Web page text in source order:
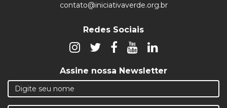
contato@iniciativaverde.org.br
Redes Sociais
Assine nossa Newsletter